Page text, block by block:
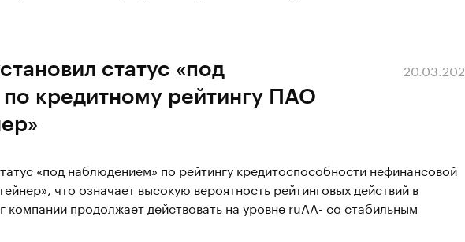
статус «под
кредитному рейтингу ПАО
«под наблюдением» по рейтингу кредитоспособности нефинансовой
что означает высокую вероятность рейтинговых действий в
компании продолжает действовать на уровне ruAА- со стабильным